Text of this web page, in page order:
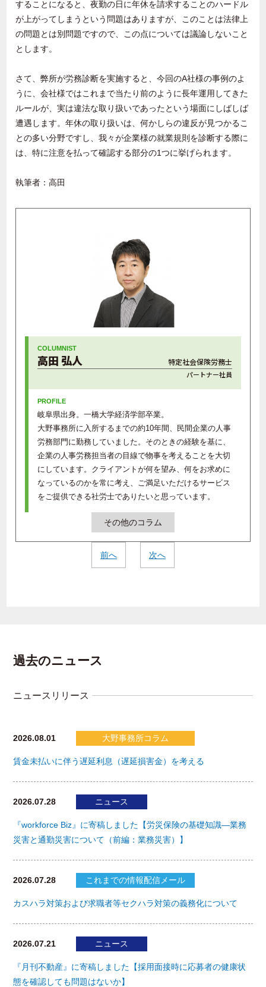
することになると、夜勤の日に年休を請求することのハードル
が上がってしまうという問題はありますが、このことは法律上
の問題とは別問題ですので、この点については議論しないこと
とします。
さて、弊所が労務診断を実施すると、今回のA社様の事例のよ
うに、会社様ではこれまで当たり前のように長年運用してきた
ルールが、実は違法な取り扱いであったという場面にしばしば
遭遇します。年休の取り扱いは、何かしらの違反が見つかるこ
との多い分野ですし、我々が企業様の就業規則を診断する際に
は、特に注意を払って確認する部分の1つに挙げられます。
執筆者：高田
高田 弘人 特定社会保険労務士
パートナー社員
岐阜県出身。一橋大学経済学部卒業。
大野事務所に入所するまでの約10年間、民間企業の人事
労務部門に勤務していました。そのときの経験を基に、
企業の人事労務担当者の目線で物事を考えることを大切
にしています。クライアントが何を望み、何をお求めに
なっているのかを常に考え、ご満足いただけるサービス
をご提供できる社労士でありたいと思っています。
その他のコラム
前へ 次へ
過去のニュース
ニュースリリース
2026.08.01 大野事務所コラム
賃金未払いに伴う遅延利息（遅延損害金）を考える
2026.07.28 ニュース
『workforce Biz』に寄稿しました【労災保険の基礎知識―業務
災害と通勤災害について（前編：業務災害）】
2026.07.28 これまでの情報配信メール
カスハラ対策および求職者等セクハラ対策の義務化について
2026.07.21 ニュース
『月刊不動産』に寄稿しました【採用面接時に応募者の健康状
態を確認しても問題はないか】